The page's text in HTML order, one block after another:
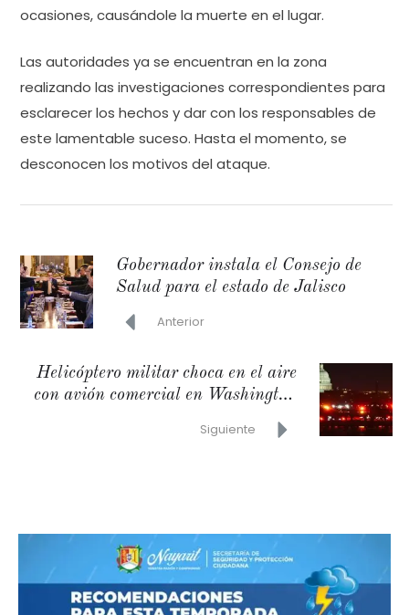
ocasiones, causándole la muerte en el lugar.
Las autoridades ya se encuentran en la zona
realizando las investigaciones correspondientes para
esclarecer los hechos y dar con los responsables de
este lamentable suceso. Hasta el momento, se
desconocen los motivos del ataque.
Gobernador instala el Consejo de
Salud para el estado de Jalisco
Anterior
Helicóptero militar choca en el aire
con avión comercial en Washington
Siguiente